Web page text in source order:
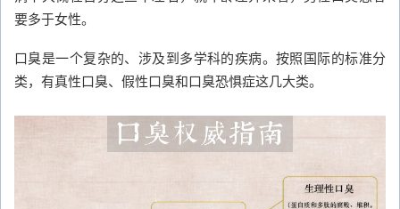
要多于女性。
口臭是一个复杂的、涉及到多学科的疾病。按照国际的标准分
类，有真性口臭、假性口臭和口臭恐惧症这几大类。